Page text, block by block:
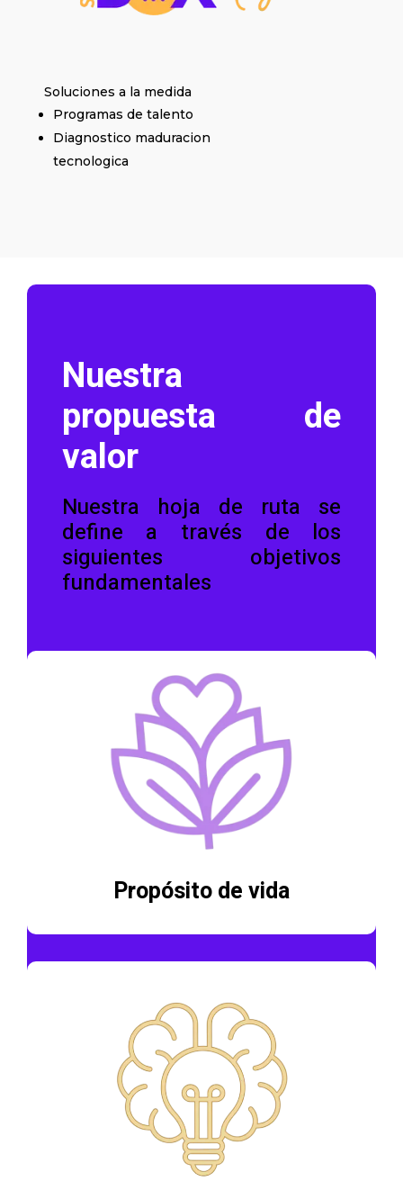
Soluciones a la medida
Programas de talento
Diagnostico maduracion
tecnologica
Nuestra
propuesta de
valor
Nuestra hoja de ruta se
define a través de los
siguientes objetivos
fundamentales
Propósito de vida